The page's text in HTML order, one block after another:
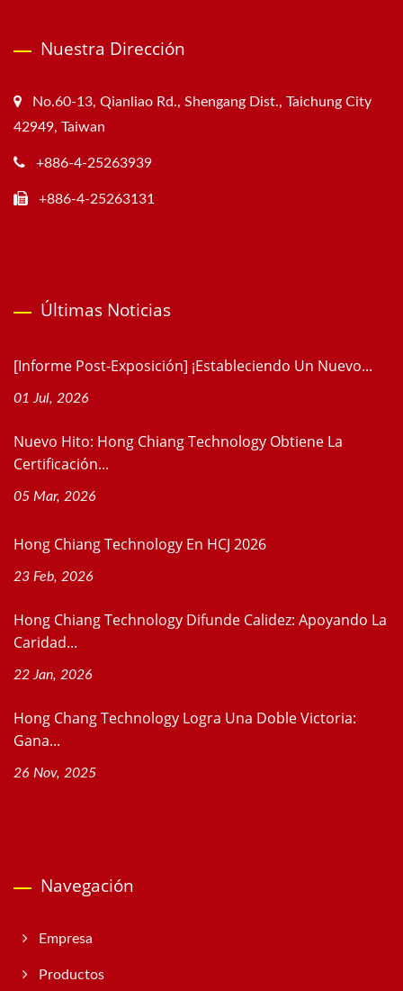
Nuestra Dirección
No.60-13, Qianliao Rd., Shengang Dist., Taichung City
42949, Taiwan
+886-4-25263939
+886-4-25263131
Últimas Noticias
[Informe Post-Exposición] ¡Estableciendo Un Nuevo...
01 Jul, 2026
Nuevo Hito: Hong Chiang Technology Obtiene La
Certificación...
05 Mar, 2026
Hong Chiang Technology En HCJ 2026
23 Feb, 2026
Hong Chiang Technology Difunde Calidez: Apoyando La
Caridad...
22 Jan, 2026
Hong Chang Technology Logra Una Doble Victoria:
Gana...
26 Nov, 2025
Navegación
Empresa
Productos